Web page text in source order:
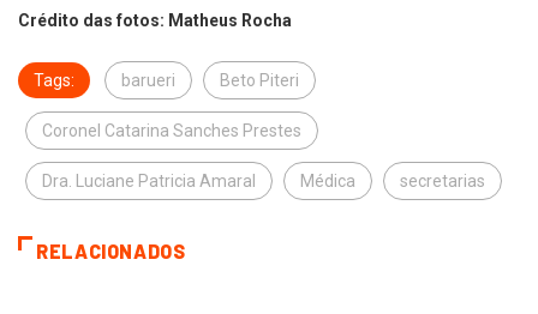
Crédito das fotos: Matheus Rocha
Tags: barueri Beto Piteri
Coronel Catarina Sanches Prestes
Dra. Luciane Patricia Amaral Médica secretarias
RELACIONADOS